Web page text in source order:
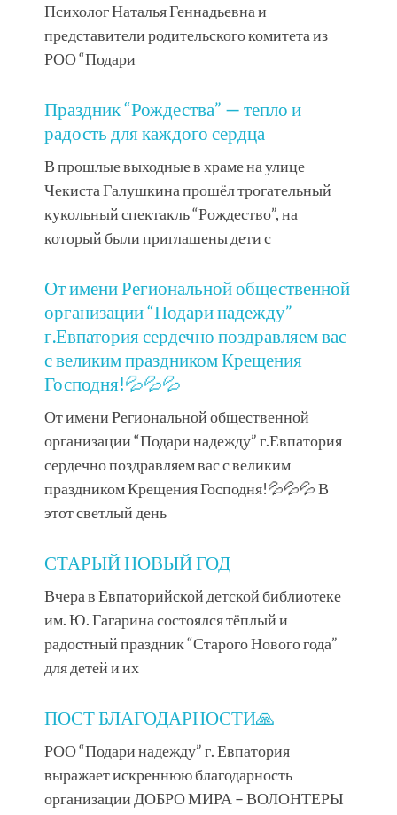
Психолог Наталья Геннадьевна и
представители родительского комитета из
РОО “Подари
Праздник “Рождества” — тепло и
радость для каждого сердца
В прошлые выходные в храме на улице
Чекиста Галушкина прошёл трогательный
кукольный спектакль “Рождество”, на
который были приглашены дети с
От имени Региональной общественной
организации “Подари надежду”
г.Евпатория сердечно поздравляем вас
с великим праздником Крещения
Господня!💦💦💦
От имени Региональной общественной
организации “Подари надежду” г.Евпатория
сердечно поздравляем вас с великим
праздником Крещения Господня!💦💦💦 В
этот светлый день
СТАРЫЙ НОВЫЙ ГОД
Вчера в Евпаторийской детской библиотеке
им. Ю. Гагарина состоялся тёплый и
радостный праздник “Старого Нового года”
для детей и их
ПОСТ БЛАГОДАРНОСТИ🙏
РОО “Подари надежду” г. Евпатория
выражает искреннюю благодарность
организации ДОБРО МИРА – ВОЛОНТЕРЫ